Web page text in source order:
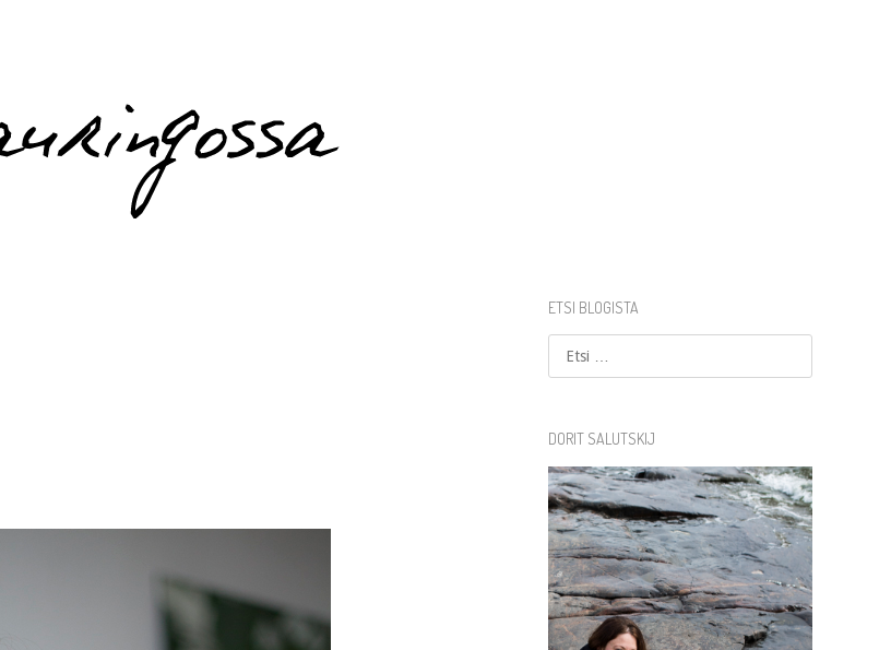
ETSI BLOGISTA
Etsi
DORIT SALUTSKIJ